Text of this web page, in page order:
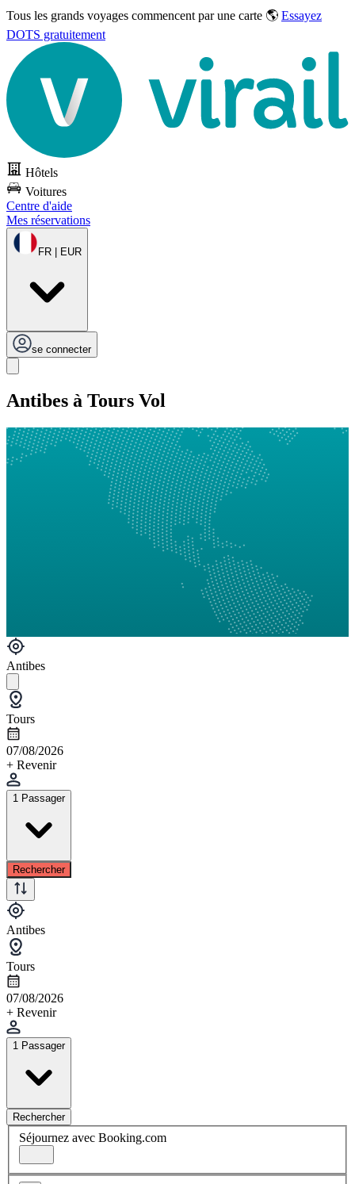
Tous les grands voyages commencent par une carte 🌎 Essayez
DOTS gratuitement
Hôtels
Voitures
Centre d'aide
Mes réservations
FR | EUR
se connecter
Antibes à Tours Vol
Antibes
Tours
07/08/2026
+ Revenir
1 Passager
Rechercher
Antibes
Tours
07/08/2026
+ Revenir
1 Passager
Rechercher
Séjournez avec Booking.com